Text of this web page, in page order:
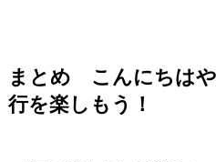
まとめ こんにちは
行を楽しもう！